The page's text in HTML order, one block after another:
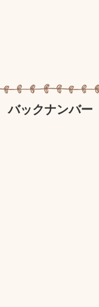
バックナンバー